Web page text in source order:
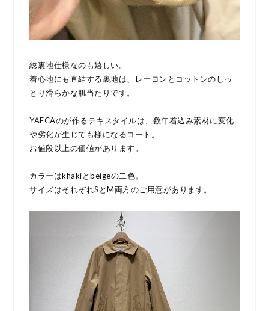
総裏地仕様なのも嬉しい。
着心地にも直結する裏地は、レーヨンとコットンのしっ
とり滑らかな肌当たりです。
YAECAのが作るテキスタイルは、数年着込み素材に変化
や劣化が生じても様になるコート。
お値段以上の価値があります。
カラーはkhakiとbeigeの二色。
サイズはそれぞれSとM両方のご用意があります。